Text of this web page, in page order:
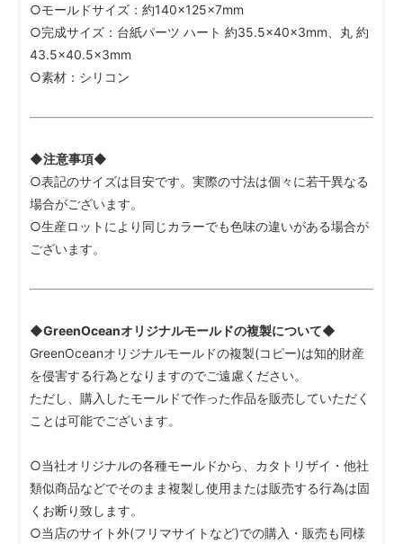
○モールドサイズ：約140×125×7mm
○完成サイズ：台紙パーツ ハート 約35.5×40×3mm、丸 約
43.5×40.5×3mm
○素材：シリコン
◆注意事項◆
○表記のサイズは目安です。実際の寸法は個々に若干異なる
場合がございます。
○生産ロットにより同じカラーでも色味の違いがある場合が
ございます。
◆GreenOceanオリジナルモールドの複製について◆
GreenOceanオリジナルモールドの複製(コピー)は知的財産
を侵害する行為となりますのでご遠慮ください。
ただし、購入したモールドで作った作品を販売していただく
ことは可能でございます。
○当社オリジナルの各種モールドから、カタトリザイ・他社
類似商品などでそのまま複製し使用または販売する行為は固
くお断り致します。
○当店のサイト外(フリマサイトなど)での購入・販売も同様